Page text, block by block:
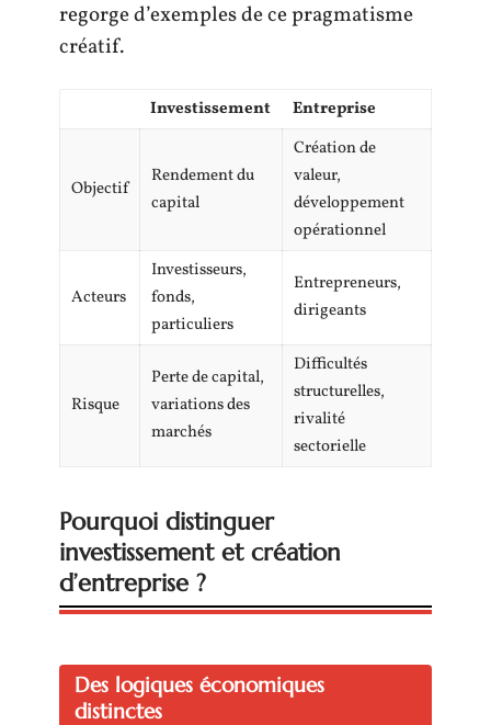
regorge d’exemples de ce pragmatisme
créatif.
Investissement Entreprise
Objectif
Rendement du
capital
Création de
valeur,
développement
opérationnel
Acteurs
Investisseurs,
fonds,
particuliers
Entrepreneurs,
dirigeants
Risque
Perte de capital,
variations des
marchés
Difficultés
structurelles,
rivalité
sectorielle
Pourquoi distinguer
investissement et création
d’entreprise ?
Des logiques économiques
distinctes